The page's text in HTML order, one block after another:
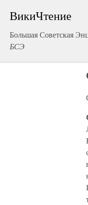
ВикиЧтение
Большая Советская
БСЭ